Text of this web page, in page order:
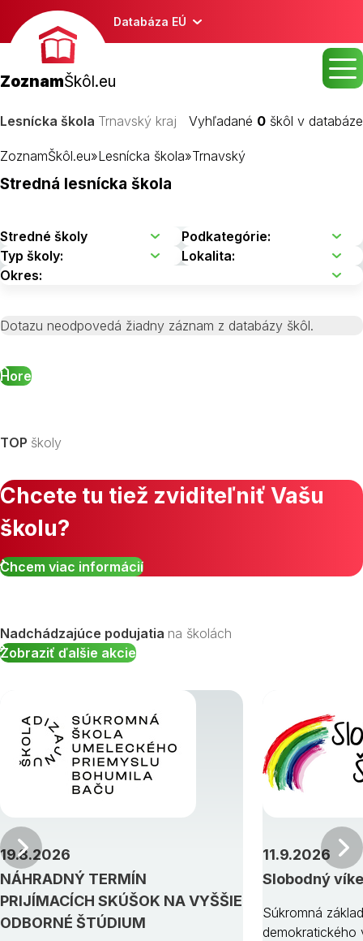
Databáza EÚ
ZoznamŠkôl.eu
Lesnícka škola Trnavský kraj Vyhľadané 0 škôl v databáze
ZoznamŠkôl.eu»Lesnícka škola»Trnavský
Stredná lesnícka škola
Dotazu neodpovedá žiadny záznam z databázy škôl.
Hore
TOP školy
Chcete tu tiež zviditeľniť Vašu
školu?
Chcem viac informácií
Nadchádzajúce podujatia na školách
Zobraziť ďalšie akcie
NÁHRADNÝ TERMÍN
PRIJÍMACÍCH SKÚŠOK NA VYŠŠIE
ODBORNÉ ŠTÚDIUM
19.8.2026
Slobodný
11.9.2026
Súkromná
demokratického
Predchádzajúci